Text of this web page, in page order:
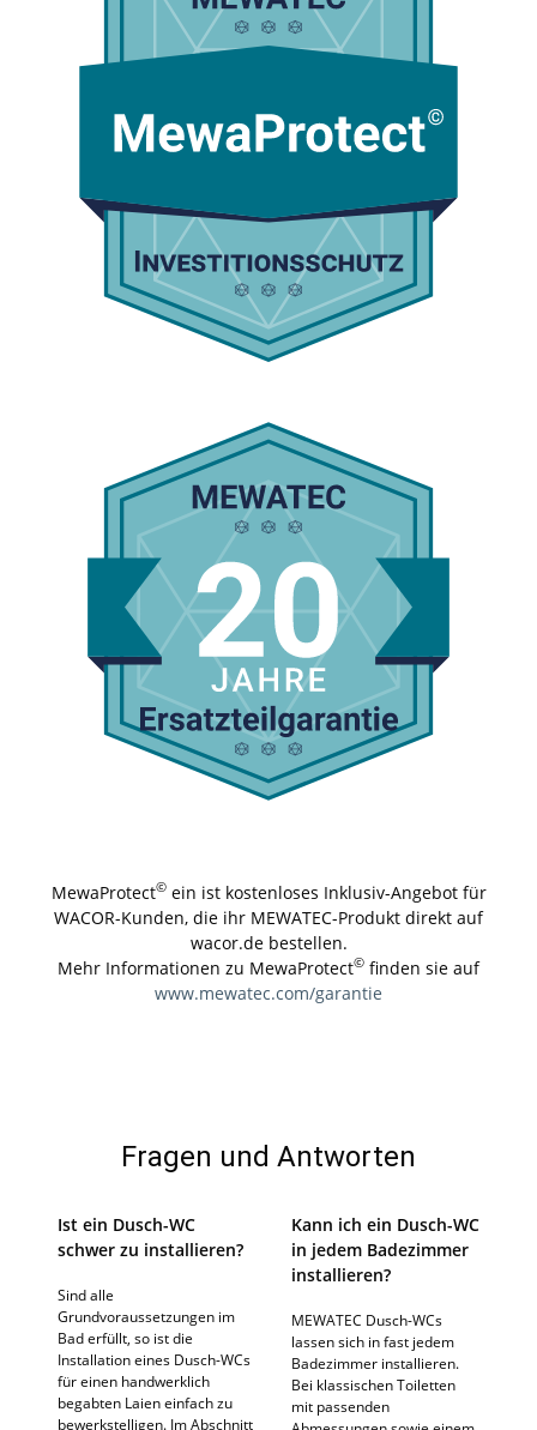
MewaProtect©ein ist kostenloses Inklusiv-Angebot für
WACOR-Kunden, die ihr MEWATEC-Produkt direkt auf
wacor.de bestellen.
Mehr Informationen zu MewaProtect© finden sie auf
www.mewatec.com/garantie
Fragen und Antworten
Ist ein Dusch-WC
schwer zu installieren?
Sind alle
Grundvoraussetzungen im
Bad erfüllt, so ist die
Installation eines Dusch-WCs
für einen handwerklich
begabten Laien einfach zu
bewerkstelligen. Im Abschnitt
Kann ich ein Dusch-WC
in jedem Badezimmer
installieren?
MEWATEC Dusch-WCs
lassen sich in fast jedem
Badezimmer installieren.
Bei klassischen Toiletten
mit passenden